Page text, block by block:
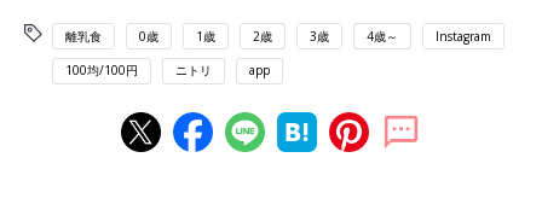
離乳食 0歳 1歳 2歳 3歳 4歳～ Instagram
100均/100円 ニトリ app